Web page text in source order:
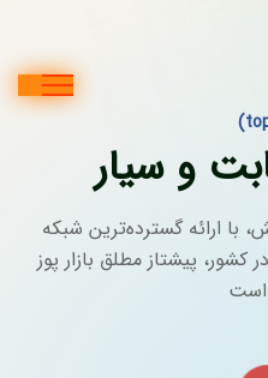
و سیار
با ارائه گسترده‌ترین شبکه
پیشتاز مطلق بازار پوز
است